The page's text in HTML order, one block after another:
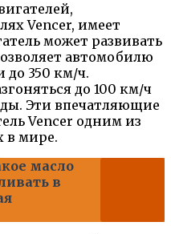
Vencer, имеет
может развивать
автомобилю
до 350 км/ч.
до 100 км/ч
Эти впечатляющие
Vencer одним из
в мире.
масло
в